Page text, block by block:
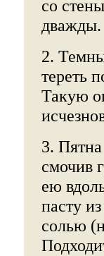
со
дважды.
2.
тереть
Такую
3.
смочив
ею
пасту
солью